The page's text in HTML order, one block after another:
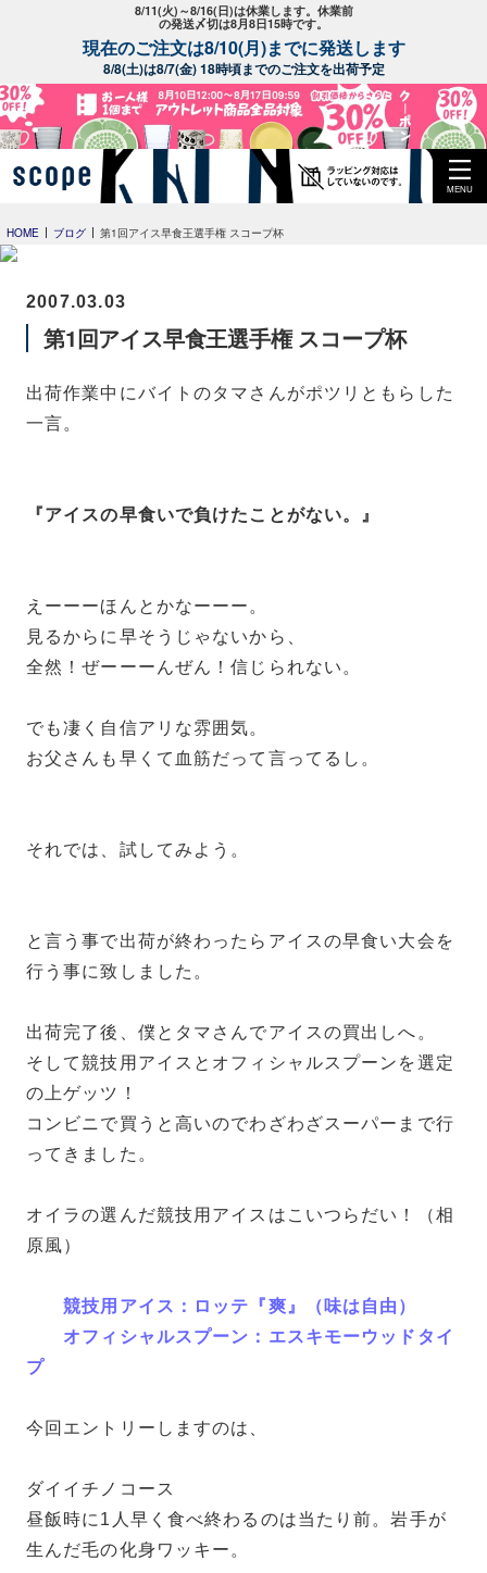
8/11(火)～8/16(日)は休業します。休業前
の発送〆切は8月8日15時です。
現在のご注文は8/10(月)までに発送します
8/8(土)は8/7(金) 18時頃までのご注文を出荷予定
MENU
HOME ブログ 第1回アイス早食王選手権 スコープ杯
2007.03.03
第1回アイス早食王選手権 スコープ杯
出荷作業中にバイトのタマさんがポツリともらした
一言。
『アイスの早食いで負けたことがない。』
えーーーほんとかなーーー。
見るからに早そうじゃないから、
全然！ぜーーーんぜん！信じられない。
でも凄く自信アリな雰囲気。
お父さんも早くて血筋だって言ってるし。
それでは、試してみよう。
と言う事で出荷が終わったらアイスの早食い大会を
行う事に致しました。
出荷完了後、僕とタマさんでアイスの買出しへ。
そして競技用アイスとオフィシャルスプーンを選定
の上ゲッツ！
コンビニで買うと高いのでわざわざスーパーまで行
ってきました。
オイラの選んだ競技用アイスはこいつらだい！（相
原風）
競技用アイス：ロッテ『爽』（味は自由）
オフィシャルスプーン：エスキモーウッドタイ
プ
今回エントリーしますのは、
ダイイチノコース
昼飯時に1人早く食べ終わるのは当たり前。岩手が
生んだ毛の化身ワッキー。